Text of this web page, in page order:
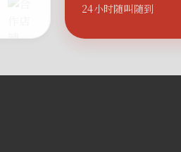
24小时随叫随到